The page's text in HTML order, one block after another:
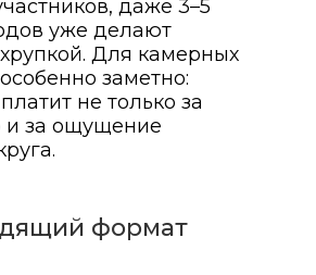
даже 3–5
уже делают
Для камерных
заметно:
не только за
и за ощущение
формат